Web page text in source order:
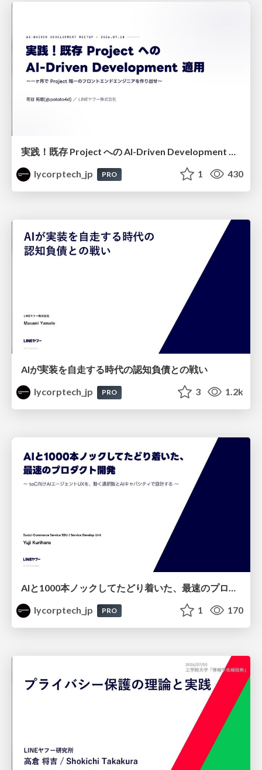
実践！既存 Project への AI-Driven Development 適用〜 一ヶ月で Project 唯一のフロントエンドエンジニアを作り出せ〜
lycorptech_jp
PRO 1 430
AIが実装を自走する時代の認知負債との戦い
lycorptech_jp
PRO 3 1.2k
AIと1000本ノックしてたどり着いた、最速のプロダクト開発 ～toC向けAIエージェントUXを、動く選択肢とAIキャパシティで設計する～
lycorptech_jp
PRO 1 170